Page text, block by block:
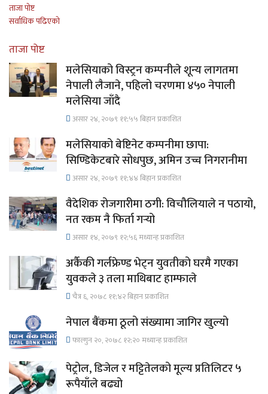
ताजा पोष्ट
सर्वाधिक पढिएको
ताजा पोष्ट
मलेसियाको विस्ट्रन कम्पनीले शून्य लागतमा
नेपाली लैजाने, पहिलो चरणमा ४५० नेपाली
मलेसिया जाँदै
असार २४, २०७९ ११;५५ बिहान प्रकाशित
मलेसियाको बेष्टिनेट कम्पनीमा छापा:
सिण्डिकेटबारे सोधपुछ, अमिन उच्च निगरानीमा
असार २४, २०७९ ११;४४ बिहान प्रकाशित
वैदेशिक रोजगारीमा ठगी: विचौलियाले न पठायो,
नत रकम नै फिर्ता गर्‍यो
असार १४, २०७९ १२;५६ मध्यान्ह प्रकाशित
अर्कैकी गर्लफ्रेण्ड भेट्न युवतीको घरमै गएका
युवकले ३ तला माथिबाट हाम्फाले
चैत्र ६, २०७८ ११;४२ बिहान प्रकाशित
नेपाल बैंकमा ठूलो संख्यामा जागिर खुल्यो
फाल्गुन २०, २०७८ १२;२० मध्यान्ह प्रकाशित
पेट्रोल, डिजेल र मट्टितेलको मूल्य प्रतिलिटर ५
रूपैयाँले बढ्यो